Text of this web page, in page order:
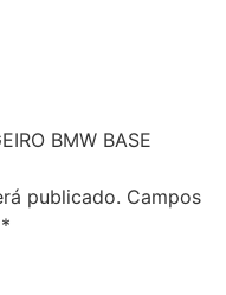
BMW BASE
publicado. Campos
*